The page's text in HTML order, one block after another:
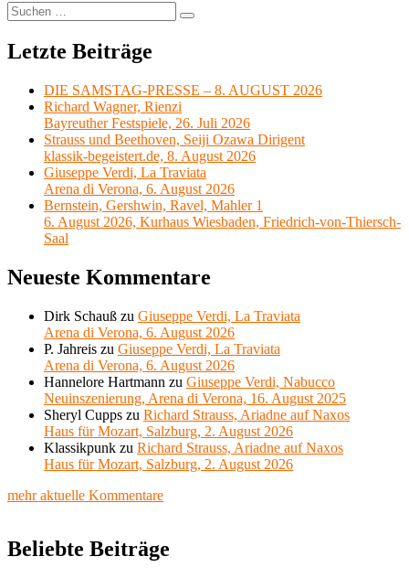
Suchen
nach:
Suchen
Letzte Beiträge
DIE SAMSTAG-PRESSE – 8. AUGUST 2026
Richard Wagner, Rienzi
Bayreuther Festspiele, 26. Juli 2026
Strauss und Beethoven, Seiji Ozawa Dirigent
klassik-begeistert.de, 8. August 2026
Giuseppe Verdi, La Traviata
Arena di Verona, 6. August 2026
Bernstein, Gershwin, Ravel, Mahler 1
6. August 2026, Kurhaus Wiesbaden, Friedrich-von-Thiersch-
Saal
Neueste Kommentare
Dirk Schauß zu Giuseppe Verdi, La Traviata
Arena di Verona, 6. August 2026
P. Jahreis zu Giuseppe Verdi, La Traviata
Arena di Verona, 6. August 2026
Hannelore Hartmann zu Giuseppe Verdi, Nabucco
Neuinszenierung, Arena di Verona, 16. August 2025
Sheryl Cupps zu Richard Strauss, Ariadne auf Naxos
Haus für Mozart, Salzburg, 2. August 2026
Klassikpunk zu Richard Strauss, Ariadne auf Naxos
Haus für Mozart, Salzburg, 2. August 2026
mehr aktuelle Kommentare
Beliebte Beiträge